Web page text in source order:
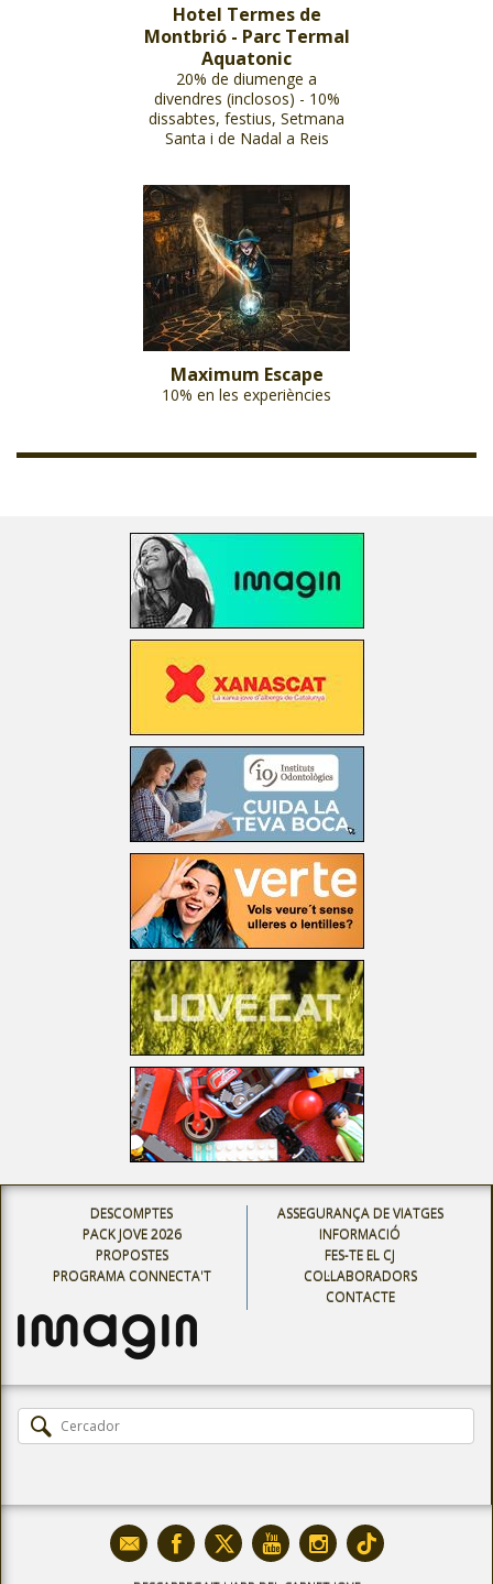
Hotel Termes de
Montbrió - Parc Termal
Aquatonic
20% de diumenge a
divendres (inclosos) - 10%
dissabtes, festius, Setmana
Santa i de Nadal a Reis
Maximum Escape
10% en les experiències
DESCOMPTES
PACK JOVE 2026
PROPOSTES
PROGRAMA CONNECTA'T
ASSEGURANÇA DE VIATGES
INFORMACIÓ
FES-TE EL CJ
COL·LABORADORS
CONTACTE